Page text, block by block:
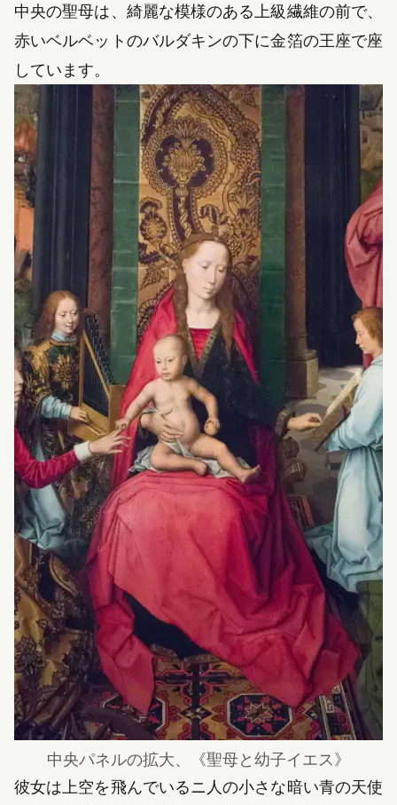
中央の聖母は、綺麗な模様のある上級繊維の前で、
赤いベルベットのバルダキンの下に金箔の王座で座
しています。
中央パネルの拡大、《聖母と幼子イエス》
彼女は上空を飛んでいるニ人の小さな暗い青の天使